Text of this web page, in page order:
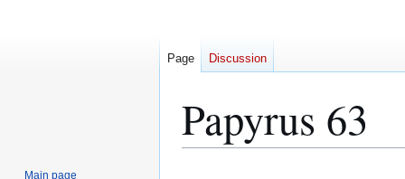
Papyrus 63
Page Discussion
Main page